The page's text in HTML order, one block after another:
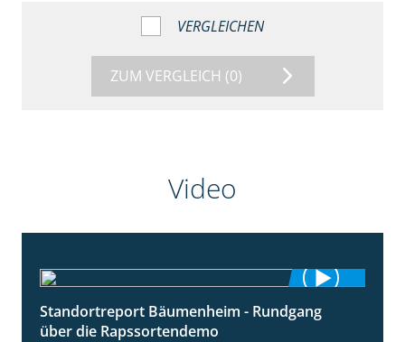
VERGLEICHEN
ZUM VERGLEICH (0)
Video
6:03
Standortreport Bäumenheim - Rundgang
über die Rapssortendemo